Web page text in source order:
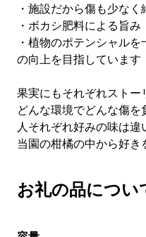
・施設だから傷も少なく
・ボカシ肥料による旨み
・植物のポテンシャル
の向上を目指しています
果実にもそれぞれストー
どんな環境でどんな傷を
人それぞれ好みの味は違
当園の柑橘の中から好き
お礼の品につい